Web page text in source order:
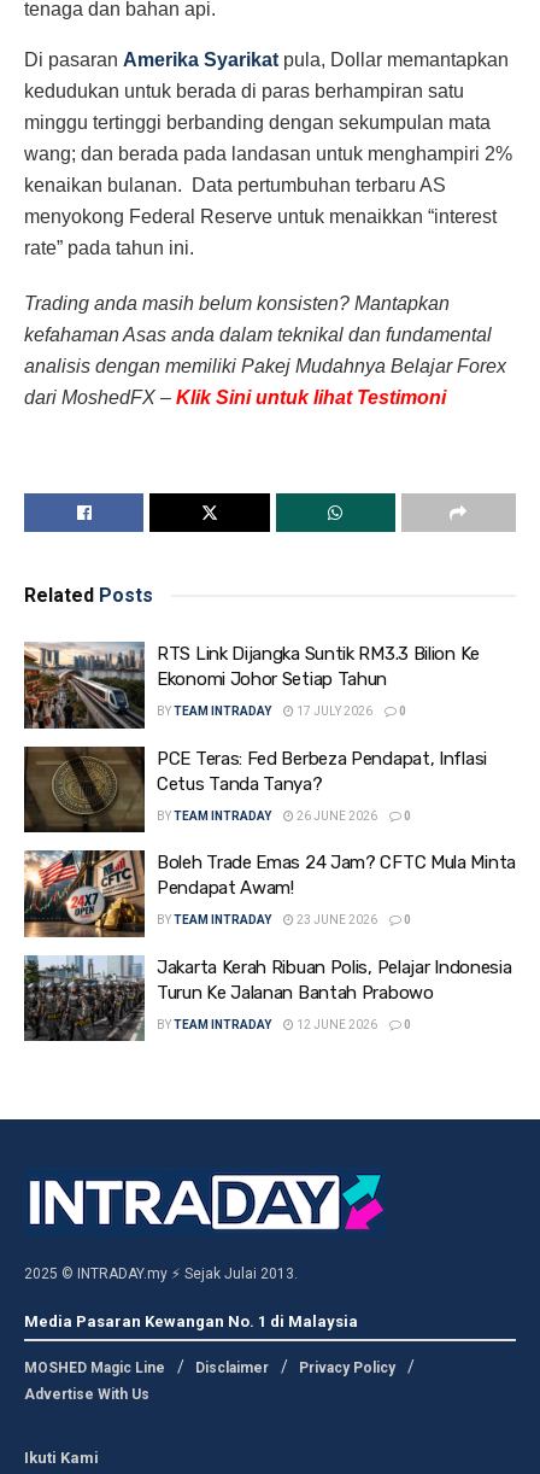
tenaga dan bahan api.
Di pasaran Amerika Syarikat pula, Dollar memantapkan
kedudukan untuk berada di paras berhampiran satu
minggu tertinggi berbanding dengan sekumpulan mata
wang; dan berada pada landasan untuk menghampiri 2%
kenaikan bulanan. Data pertumbuhan terbaru AS
menyokong Federal Reserve untuk menaikkan “interest
rate” pada tahun ini.
Trading anda masih belum konsisten? Mantapkan
kefahaman Asas anda dalam teknikal dan fundamental
analisis dengan memiliki Pakej Mudahnya Belajar Forex
dari MoshedFX – Klik Sini untuk lihat Testimoni
Related Posts
RTS Link Dijangka Suntik RM3.3 Bilion Ke
Ekonomi Johor Setiap Tahun
BYTEAM INTRADAY 17 JULY 2026 0
PCE Teras: Fed Berbeza Pendapat, Inflasi
Cetus Tanda Tanya?
BYTEAM INTRADAY 26 JUNE 2026 0
Boleh Trade Emas 24 Jam? CFTC Mula Minta
Pendapat Awam!
BYTEAM INTRADAY 23 JUNE 2026 0
Jakarta Kerah Ribuan Polis, Pelajar Indonesia
Turun Ke Jalanan Bantah Prabowo
BYTEAM INTRADAY 12 JUNE 2026 0
2025 © INTRADAY.my ⚡ Sejak Julai 2013.
Media Pasaran Kewangan No. 1 di Malaysia
MOSHED Magic Line Disclaimer
Privacy Policy
Advertise With Us
Ikuti Kami